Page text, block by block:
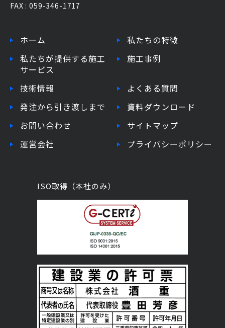
FAX : 059-346-1717
ホーム
私たちの特徴
私たちが提供する施工
サービス
施工事例
技術情報
よくある質問
発注から引き渡しまで
資料ダウンロード
お問い合わせ
サイトマップ
運営会社
プライバシーポリシー
ISO取得（本社のみ）